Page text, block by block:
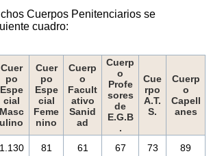
Cuerpos Penitenciarios se
cuadro:
Cuer
po
Espe
cial
Masc
ulino
Cuer
po
Espe
cial
Feme
nino
Cuerp
o
Facult
ativo
Sanid
ad
Cuerp
o
Profe
sores
de
E.G.B
.
Cue
rpo
A.T.
S.
Cuerp
o
Capell
anes
1.130 81 61 67 73
89